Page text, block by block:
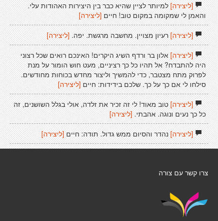
[ליצירה]למיותר לציין שהיא כבר בין היצירות האהודות עלי.
והאמן לי שמקומה במקום טוב! חיים[ליצירה]
[ליצירה]רעיון מצויין. מחשבה מרגשת. יפה. [ליצירה]
[ליצירה]אלון בר ורדף השיג היקרים! האינכם רואים שכל רצוני
היה להתבדח? אל תהיו כל כך רציניים, מעט חוש הומור על מנת
לפרוק מתח מצטבר, כדי להמשיך וליצור מחדש בכוחות מחודשים.
סילחו לי אם כך על כך. שלכם בידידות: חיים[ליצירה]
[ליצירה]טוב מאוד! לי זה זכיר את זלדה, אולי בגלל השושנים, זה
כל כך נעים ונוגה. אהבתי. [ליצירה]
[ליצירה]נהדר והסיום ממש גדול. תודה: חיים [ליצירה]
צרו קשר עם צורה